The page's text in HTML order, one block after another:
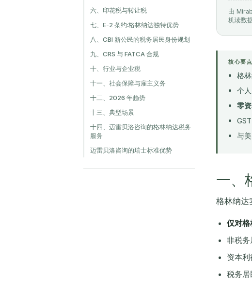
六、印花税与转让税
七、E-2 条约:格林纳达独特优势
八、CBI 新公民的税务居民身份规划
九、CRS 与 FATCA 合规
十、行业与企业税
十一、社会保障与雇主义务
十二、2026 年趋势
十三、典型场景
十四、迈雷贝洛咨询的格林纳达税务
服务
迈雷贝洛咨询的瑞士标准优势
由
机读数
核心要点
格
个
零
与
一、
格林纳达
仅对
非税务
资本
税务居